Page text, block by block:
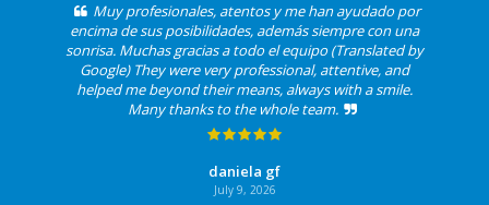
Muy profesionales, atentos y me han ayudado por
encima de sus posibilidades, además siempre con una
sonrisa. Muchas gracias a todo el equipo (Translated by
Google) They were very professional, attentive, and
helped me beyond their means, always with a smile.
Many thanks to the whole team.
daniela gf
July 9, 2026